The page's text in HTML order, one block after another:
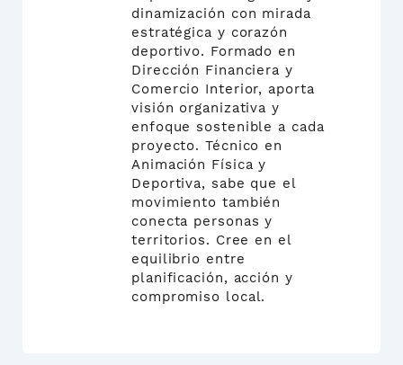
dinamización con mirada
estratégica y corazón
deportivo. Formado en
Dirección Financiera y
Comercio Interior, aporta
visión organizativa y
enfoque sostenible a cada
proyecto. Técnico en
Animación Física y
Deportiva, sabe que el
movimiento también
conecta personas y
territorios. Cree en el
equilibrio entre
planificación, acción y
compromiso local.